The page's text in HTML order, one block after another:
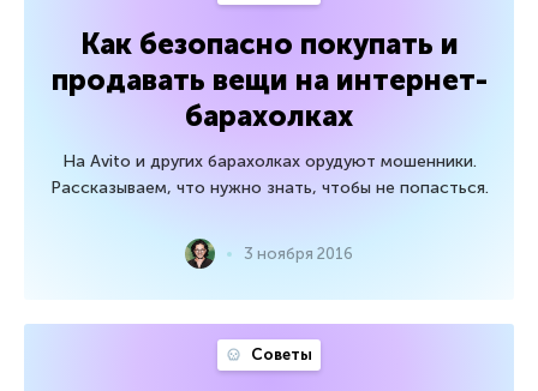
Как безопасно покупать и
продавать вещи на интернет-
барахолках
На Avito и других барахолках орудуют мошенники.
Рассказываем, что нужно знать, чтобы не попасться.
3 ноября 2016
Советы